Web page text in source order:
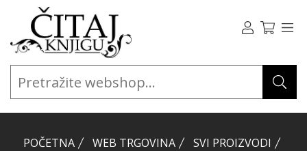
POČETNA WEB TRGOVINA
SVI PROIZVODI